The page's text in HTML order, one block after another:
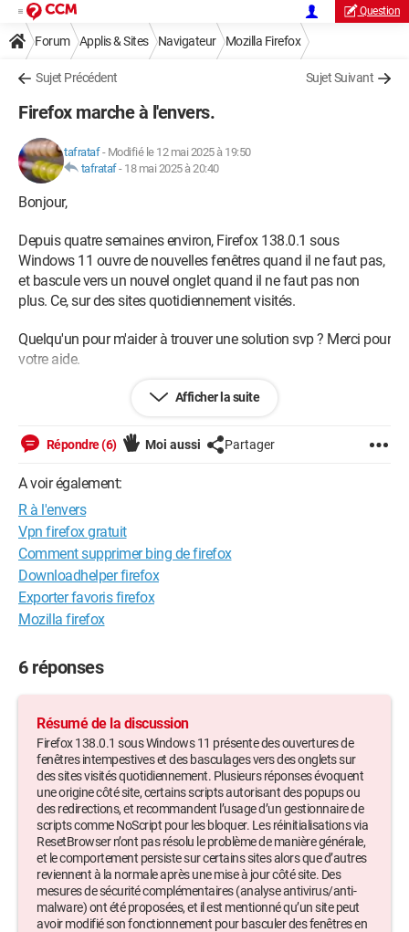
Question
Forum Applis & Sites Navigateur Mozilla Firefox
Sujet Précédent Sujet Suivant
Firefox marche à l'envers.
tafrataf- Modifié le 12 mai 2025 à 19:50
tafrataf- 18 mai 2025 à 20:40
Bonjour,
Depuis quatre semaines environ, Firefox 138.0.1 sous
Windows 11 ouvre de nouvelles fenêtres quand il ne faut pas,
et bascule vers un nouvel onglet quand il ne faut pas non
plus. Ce, sur des sites quotidiennement visités.
Quelqu'un pour m'aider à trouver une solution svp ? Merci pour
votre aide.
Chacun comprend différemment un problème posé et une solution app
Afficher la suite
Répondre (6) Moi aussi Partager
A voir également:
R à l'envers
Vpn firefox gratuit
Comment supprimer bing de firefox
Downloadhelper firefox
Exporter favoris firefox
Mozilla firefox
6 réponses
Résumé de la discussion
Firefox 138.0.1 sous Windows 11 présente des ouvertures de
fenêtres intempestives et des basculages vers des onglets sur
des sites visités quotidiennement. Plusieurs réponses évoquent
une origine côté site, certains scripts autorisant des popups ou
des redirections, et recommandent l’usage d’un gestionnaire de
scripts comme NoScript pour les bloquer. Les réinitialisations via
ResetBrowser n’ont pas résolu le problème de manière générale,
et le comportement persiste sur certains sites alors que d’autres
reviennent à la normale après une mise à jour côté site. Des
mesures de sécurité complémentaires (analyse antivirus/anti-
malware) ont été proposées, et il est mentionné qu’un site peut
avoir modifié son fonctionnement pour basculer des fenêtres en